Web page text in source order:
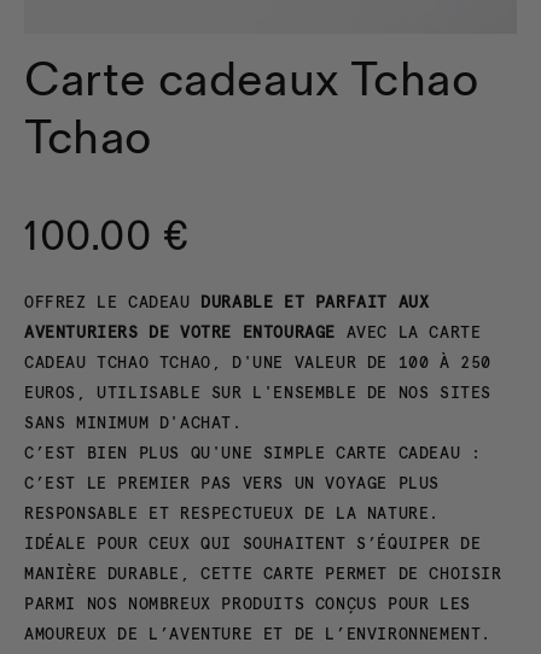
Carte cadeaux Tchao
Tchao
100.00 €
OFFREZ LE CADEAU DURABLE ET PARFAIT AUX
AVENTURIERS DE VOTRE ENTOURAGE AVEC LA CARTE
CADEAU TCHAO TCHAO, D'UNE VALEUR DE 100 À 250
EUROS, UTILISABLE SUR L'ENSEMBLE DE NOS SITES
SANS MINIMUM D'ACHAT.
C’EST BIEN PLUS QU'UNE SIMPLE CARTE CADEAU :
C’EST LE PREMIER PAS VERS UN VOYAGE PLUS
RESPONSABLE ET RESPECTUEUX DE LA NATURE.
IDÉALE POUR CEUX QUI SOUHAITENT S’ÉQUIPER DE
MANIÈRE DURABLE, CETTE CARTE PERMET DE CHOISIR
PARMI NOS NOMBREUX PRODUITS CONÇUS POUR LES
AMOUREUX DE L’AVENTURE ET DE L’ENVIRONNEMENT.